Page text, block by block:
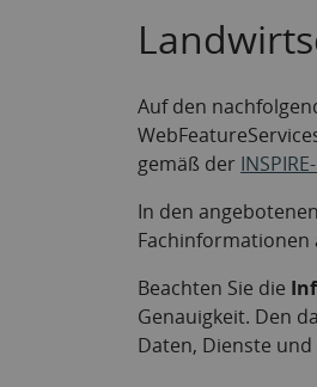
Auf den
gemäß der
In den
Fachinformationen
Beachten Sie die
Genauigkeit. Den
Daten, Dienste